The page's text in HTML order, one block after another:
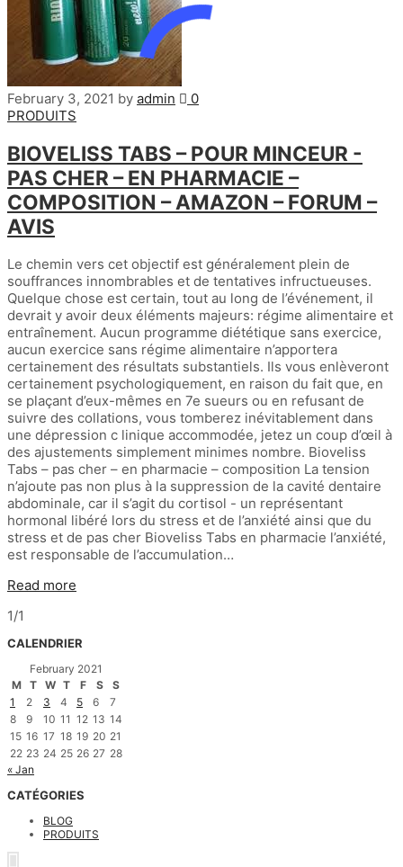
February 3, 2021 by admin
0
PRODUITS
BIOVELISS TABS – POUR MINCEUR -
PAS CHER – EN PHARMACIE –
COMPOSITION – AMAZON – FORUM –
AVIS
Le chemin vers cet objectif est généralement plein de
souffrances innombrables et de tentatives infructueuses.
Quelque chose est certain, tout au long de l’événement, il
devrait y avoir deux éléments majeurs: régime alimentaire et
entraînement. Aucun programme diététique sans exercice,
aucun exercice sans régime alimentaire n’apportera
certainement des résultats substantiels. Ils vous enlèveront
certainement psychologiquement, en raison du fait que, en
se plaçant d’eux-mêmes en 7e sueurs ou en refusant de
suivre des collations, vous tomberez inévitablement dans
une dépression c linique accommodée, jetez un coup d’œil à
des ajustements simplement minimes nombre. Bioveliss
Tabs – pas cher – en pharmacie – composition La tension
n’ajoute pas non plus à la suppression de la cavité dentaire
abdominale, car il s’agit du cortisol - un représentant
hormonal libéré lors du stress et de l’anxiété ainsi que du
stress et de pas cher Bioveliss Tabs en pharmacie l’anxiété,
est responsable de l’accumulation…
Read more
1/1
CALENDRIER
February 2021
M
T W T F S
S
1
2 3 4 5 6
7
8
9 10 11 12 13 14
15 16 17 18 19 20 21
22 23 24 25 26 27 28
« Jan
CATÉGORIES
BLOG
PRODUITS